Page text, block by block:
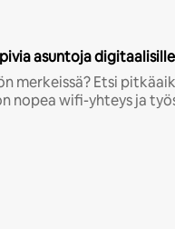
asuntoja
merkeissä? Etsi
nopea wifi-yhteys ja